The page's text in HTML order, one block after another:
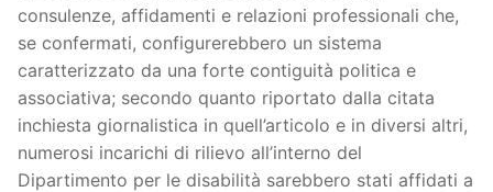
consulenze, affidamenti e relazioni professionali che,
se confermati, configurerebbero un sistema
caratterizzato da una forte contiguità politica e
associativa; secondo quanto riportato dalla citata
inchiesta giornalistica in quell’articolo e in diversi altri,
numerosi incarichi di rilievo all’interno del
Dipartimento per le disabilità sarebbero stati affidati a